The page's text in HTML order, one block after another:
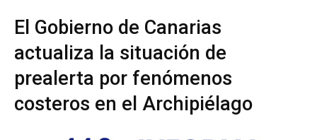
El Gobierno de Canarias
actualiza la situación de
prealerta por fenómenos
costeros en el Archipiélago